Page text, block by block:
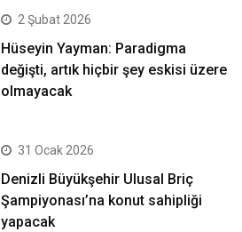
2 Şubat 2026
Hüseyin Yayman: Paradigma
değişti, artık hiçbir şey eskisi üzere
olmayacak
31 Ocak 2026
Denizli Büyükşehir Ulusal Briç
Şampiyonası’na konut sahipliği
yapacak